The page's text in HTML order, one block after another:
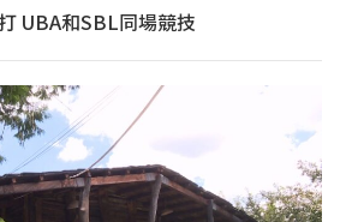
UBA和SBL同場競技